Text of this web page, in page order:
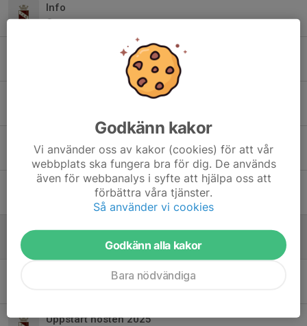
Info
31 maj, 19:21 0
Ingen träning 7 april
27 jan, 20:02 0
Vårtermin 2026
11 dec 2025 0
Uppehåll under höstlovet
0
Uppstart hösten 2025
Godkänn kakor
Vi använder oss av kakor (cookies) för att vår
webbplats ska fungera bra för dig. De används
även för webbanalys i syfte att hjälpa oss att
förbättra våra tjänster.
Så använder vi cookies
Godkänn alla kakor
Bara nödvändiga